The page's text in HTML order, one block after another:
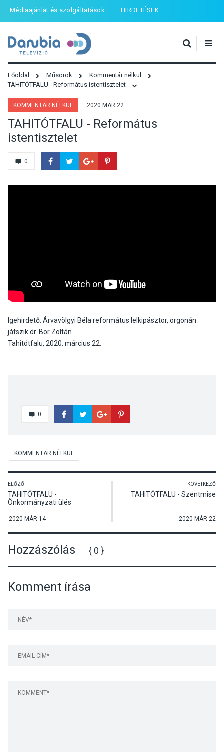
Médiaajánlat és szolgáltatások HIRDETÉSEK
Főoldal Műsorok
Kommentár nélkül
TAHITÓTFALU - Református istentisztelet
KOMMENTÁR NÉLKÜL 2020 MÁR 22
TAHITÓTFALU - Református
istentisztelet
0
Igehirdető: Árvavölgyi Béla református lelkipásztor, orgonán
játszik dr. Bor Zoltán
Tahitótfalu, 2020. március 22.
0
KOMMENTÁR NÉLKÜL
ELŐZŐ
TAHITÓTFALU -
Önkormányzati ülés
2020 MÁR 14
KÖVETKEZŐ
TAHITÓTFALU - Szentmise
2020 MÁR 22
Hozzászólás { 0 }
Komment írása